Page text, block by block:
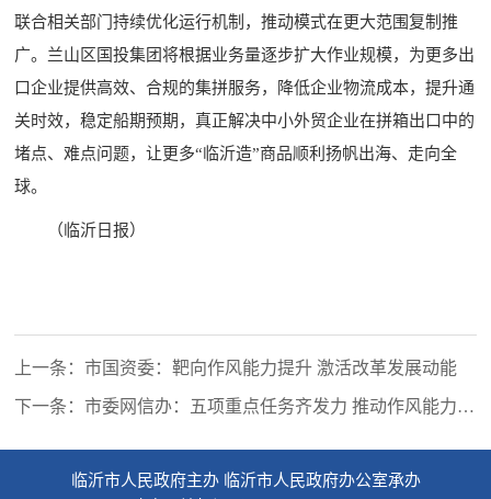
联合相关部门持续优化运行机制，推动模式在更大范围复制推
广。兰山区国投集团将根据业务量逐步扩大作业规模，为更多出
口企业提供高效、合规的集拼服务，降低企业物流成本，提升通
关时效，稳定船期预期，真正解决中小外贸企业在拼箱出口中的
堵点、难点问题，让更多“临沂造”商品顺利扬帆出海、走向全
球。
（临沂日报）
上一条：市国资委：靶向作风能力提升 激活改革发展动能
下一条：市委网信办：五项重点任务齐发力 推动作风能力双
临沂市人民政府主办 临沂市人民政府办公室承办